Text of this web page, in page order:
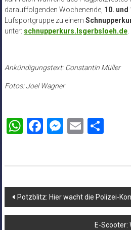
darauffolgenden Wochenende, 10. und
Lufsportgruppe zu einem
unter: schnupperkurs.lsgerbsloeh.de.
Ankündigungstext: Constantin Müller
Fotos: Joel Wagner
WhatsApp
Facebook
Messenger
Email
Beitragsnavigation
Potzblitz: Hier wacht die Polizei-
E-Scooter: